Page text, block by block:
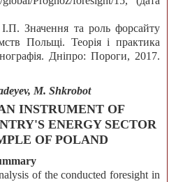
Значення та роль форсайту
Польщі. Теорія і практика
Дніпро: Пороги, 2017.
M. Shkrobot
INSTRUMENT OF
ENERGY SECTOR
OF POLAND
of the conducted foresight in